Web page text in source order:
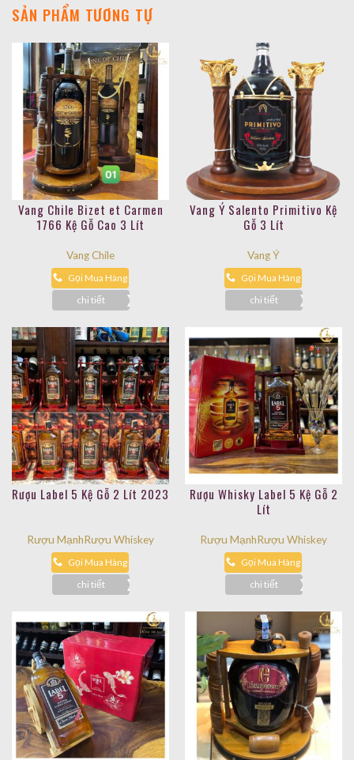
SẢN PHẨM TƯƠNG TỰ
Vang Chile Bizet et Carmen
1766 Kệ Gỗ Cao 3 Lít
Vang Chile
Gọi Mua Hàng
chi tiết
Vang Ý Salento Primitivo Kệ
Gỗ 3 Lít
Vang Ý
Gọi Mua Hàng
chi tiết
Rượu Label 5 Kệ Gỗ 2 Lít 2023
Rượu MạnhRượu Whiskey
Gọi Mua Hàng
chi tiết
Rượu Whisky Label 5 Kệ Gỗ 2
Lít
Rượu MạnhRượu Whiskey
Gọi Mua Hàng
chi tiết